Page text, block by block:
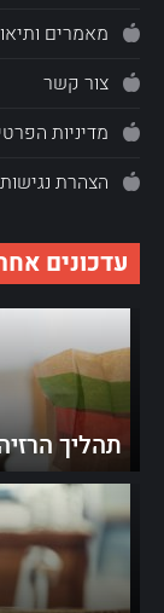
מאמרים
צור קשר
מדיניות
הצהרת נגישות
עדכונים
תהליך הרזיה